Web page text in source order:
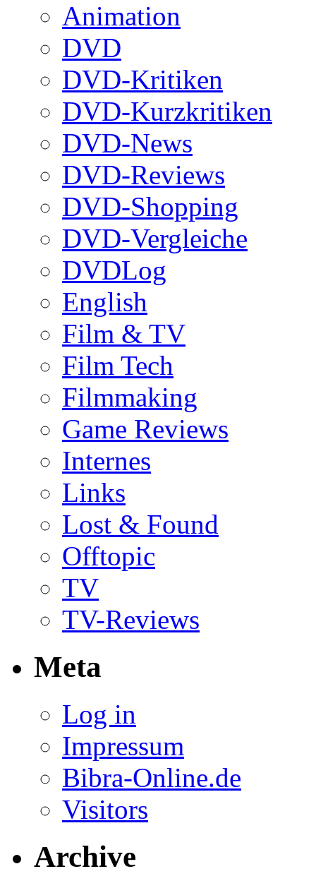
Animation
DVD
DVD-Kritiken
DVD-Kurzkritiken
DVD-News
DVD-Reviews
DVD-Shopping
DVD-Vergleiche
DVDLog
English
Film & TV
Film Tech
Filmmaking
Game Reviews
Internes
Links
Lost & Found
Offtopic
TV
TV-Reviews
Meta
Log in
Impressum
Bibra-Online.de
Visitors
Archive